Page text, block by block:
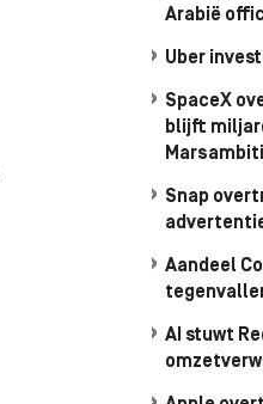
Arabië
Uber
SpaceX
blijft
Snap
Aandeel
AI stuwt